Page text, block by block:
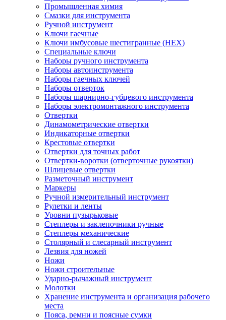
Промышленная химия
Смазки для инструмента
Ручной инструмент
Ключи гаечные
Ключи имбусовые шестигранные (HEX)
Специальные ключи
Наборы ручного инструмента
Наборы автоинструмента
Наборы гаечных ключей
Наборы отверток
Наборы шарнирно-губцевого инструмента
Наборы электромонтажного инструмента
Отвертки
Динамометрические отвертки
Индикаторные отвертки
Крестовые отвертки
Отвертки для точных работ
Отвертки-воротки (отверточные рукоятки)
Шлицевые отвертки
Разметочный инструмент
Маркеры
Ручной измерительный инструмент
Рулетки и ленты
Уровни пузырьковые
Степлеры и заклепочники ручные
Степлеры механические
Столярный и слесарный инструмент
Лезвия для ножей
Ножи
Ножи строительные
Ударно-рычажный инструмент
Молотки
Хранение инструмента и организация рабочего
места
Пояса, ремни и поясные сумки